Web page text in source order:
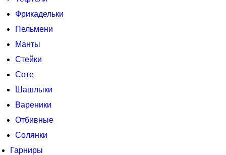
Фрикадельки
Пельмени
Манты
Стейки
Соте
Шашлыки
Вареники
Отбивные
Солянки
Гарниры